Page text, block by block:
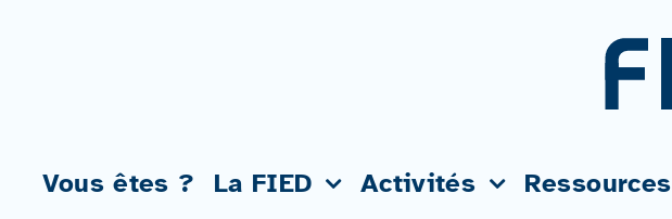
Vous êtes ? La FIED Activités Ressources